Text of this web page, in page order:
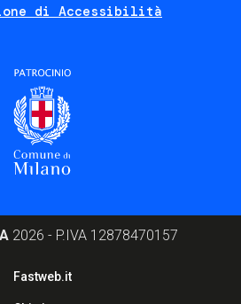
di Accessibilità
2026 - P.IVA 12878470157
Fastweb.it